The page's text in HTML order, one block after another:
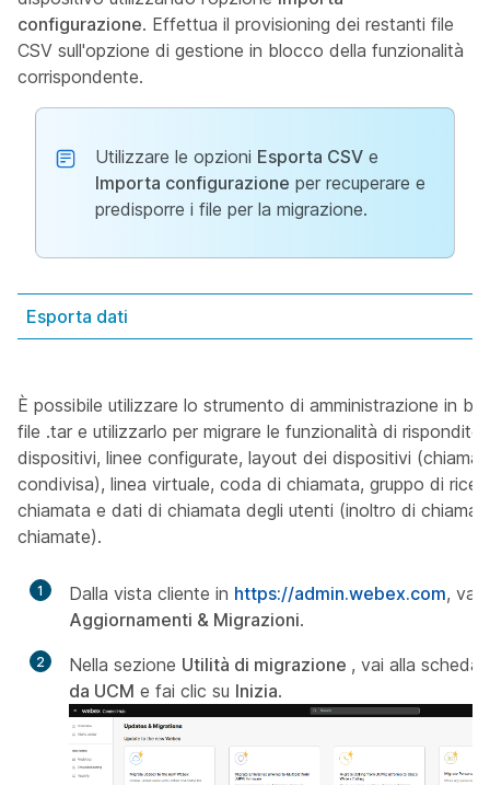
configurazione. Effettua il provisioning dei restanti file
CSV sull'opzione di gestione in blocco della funzionalità
corrispondente.
Utilizzare le opzioni Esporta CSV e
Importa configurazione per recuperare e
predisporre i file per la migrazione.
Esporta dati
È possibile utilizzare lo strumento di amministrazione in
file .tar e utilizzarlo per migrare le funzionalità di
dispositivi, linee configurate, layout dei dispositivi
condivisa), linea virtuale, coda di chiamata, gruppo di
chiamata e dati di chiamata degli utenti (inoltro di
chiamate).
1 Dalla vista cliente in https://admin.webex.com, vai
Aggiornamenti & Migrazioni.
2 Nella sezione Utilità di migrazione , vai alla scheda
da UCM e fai clic su Inizia.